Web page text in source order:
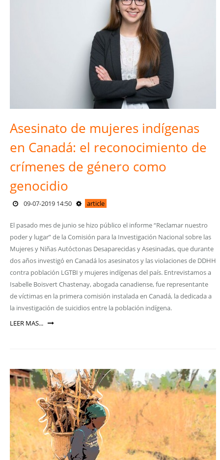
Asesinato de mujeres indígenas
en Canadá: el reconocimiento de
crímenes de género como
genocidio
09-07-2019 14:50 article
El pasado mes de junio se hizo público el informe “Reclamar nuestro
poder y lugar” de la Comisión para la Investigación Nacional sobre las
Mujeres y Niñas Autóctonas Desaparecidas y Asesinadas, que durante
dos años investigó en Canadá los asesinatos y las violaciones de DDHH
contra población LGTBI y mujeres indígenas del país. Entrevistamos a
Isabelle Boisvert Chastenay, abogada canadiense, fue representante
de víctimas en la primera comisión instalada en Canadá, la dedicada a
la investigación de suicidios entre la población indígena.
LEER MAS...